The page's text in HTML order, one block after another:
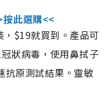
按此選購<<
，$19就買到。產品可
狀病毒，使用鼻拭子
抗原測試結果。靈敏